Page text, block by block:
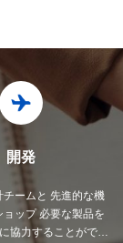
開発
チームと 先進的な機
ップ 必要な製品を
協力することができ